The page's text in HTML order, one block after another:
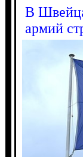
В
армий